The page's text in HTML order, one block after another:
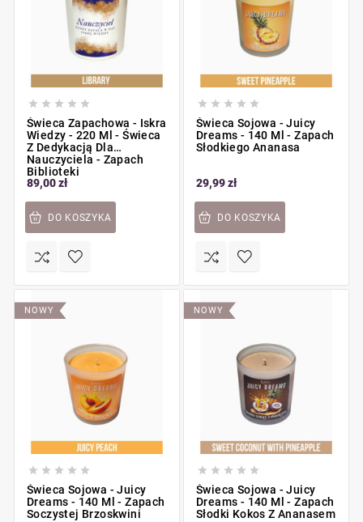
    
Świeca Zapachowa - Iskra
Wiedzy - 220 Ml - Świeca
Z Dedykacją Dla
Nauczyciela - Zapach
Biblioteki
89,00 zł
DO KOSZYKA
    
Świeca Sojowa - Juicy
Dreams - 140 Ml - Zapach
Słodkiego Ananasa
29,99 zł
DO KOSZYKA
NOWY
    
Świeca Sojowa - Juicy
Dreams - 140 Ml - Zapach
Soczystej Brzoskwini
NOWY
    
Świeca Sojowa - Juicy
Dreams - 140 Ml - Zapach
Słodki Kokos Z Ananasem